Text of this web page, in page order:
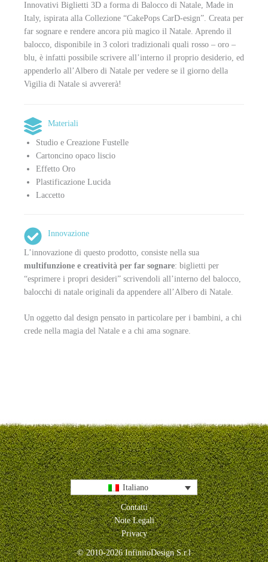
Innovativi Biglietti 3D a forma di Balocco di Natale, Made in
Italy, ispirata alla Collezione “CakePops CarD-esign”. Creata per
far sognare e rendere ancora più magico il Natale. Aprendo il
balocco, disponibile in 3 colori tradizionali quali rosso – oro –
blu, è infatti possibile scrivere all’interno il proprio desiderio, ed
appenderlo all’Albero di Natale per vedere se il giorno della
Vigilia di Natale si avvererà!
Materiali
Studio e Creazione Fustelle
Cartoncino opaco liscio
Effetto Oro
Plastificazione Lucida
Laccetto
Innovazione
L’innovazione di questo prodotto, consiste nella sua
multifunzione e creatività per far sognare: biglietti per
“esprimere i propri desideri” scrivendoli all’interno del balocco,
balocchi di natale originali da appendere all’Albero di Natale.
Un oggetto dal design pensato in particolare per i bambini, a chi
crede nella magia del Natale e a chi ama sognare.
Italiano
Contatti
Note Legali
Privacy
© 2010-2026 InfinitoDesign S.r.l